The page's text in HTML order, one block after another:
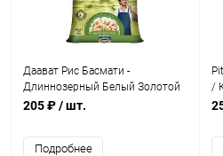
Даават Рис Басмати -
Длиннозерный Белый Золотой
1 кг
205 ₽/ шт.
Подробнее
/